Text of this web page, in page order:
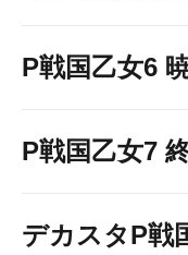
P戦国乙女6
P戦国乙女7
デカスタP戦